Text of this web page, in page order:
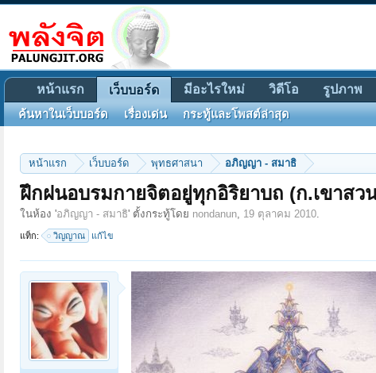
หน้าแรก เว็บบอร์ด พุทธศาสนา อภิญญา - สมาธิ
ฝึกฝนอบรมกายจิตอยู่ทุกอิริยาบถ (ก.เขาสว
ในห้อง 'อภิญญา - สมาธิ' ตั้งกระทู้โดย nondanun, 19 ตุลาคม 2010.
แท็ก: วิญญาณ แก้ไข
หน้าแรก เว็บบอร์ด
ค้นหาในเว็บบอร์ด เรื่องเด่น กระทู้และโพสต์ล่าสุด
มีอะไรใหม่ วิดีโอ รูปภาพ